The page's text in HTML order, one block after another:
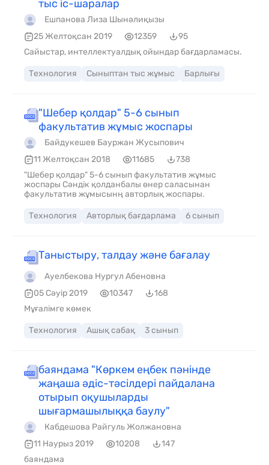
тыс іс-шаралар
Ешпанова Лиза Шынәлиқызы
25 Желтоқсан 2019
12359
95
Сайыстар, интеллектуалдық ойындар бағдарламасы.
Технология Сыныптан тыс жұмыс Барлығы
"Шебер қолдар" 5-6 сынып
факультатив жұмыс жоспары
Байдукешев Бауржан Жусыпович
11 Желтоқсан 2018
11685
738
"Шебер қолдар" 5-6 сынып факультатив жұмыс
жоспары Сәндік қолданбалы өнер саласынан
факультатив жұмысынң авторлық жоспары.
Технология Авторлық бағдарлама 6 сынып
Таныстыру, талдау және бағалау
Ауелбекова Нургул Абеновна
05 Сәуір 2019
10347
168
Мұғалімге көмек
Технология Ашық сабақ 3 сынып
баяндама "Көркем еңбек пәнінде
жаңаша әдіс-тәсілдері пайдалана
отырып оқушыларды
шығармашылыққа баулу"
Кабдешова Райгуль Жолжановна
11 Наурыз 2019
10208
147
баяндама